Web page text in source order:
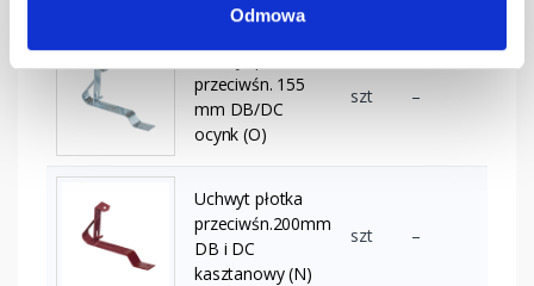
Odmowa
Uchwyt płotka
przeciwśn. 155
mm DB/DC
ocynk (O)
szt –
Uchwyt płotka
przeciwśn.200mm
DB i DC
kasztanowy (N)
szt –